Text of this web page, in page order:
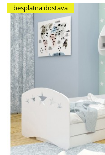
besplatna dostava